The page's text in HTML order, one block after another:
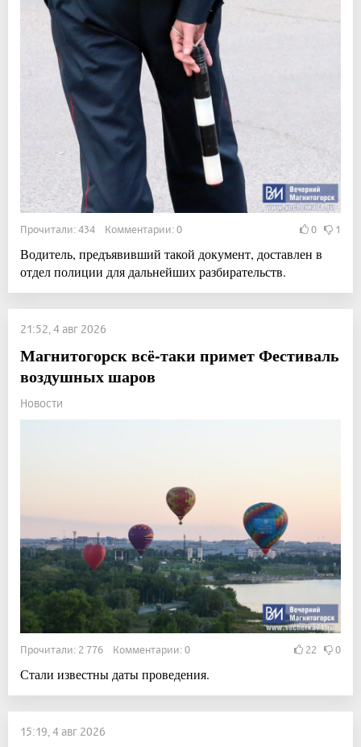
Прочитали: 434 Комментарии: 0 0 1
Водитель, предъявивший такой документ, доставлен в
отдел полиции для дальнейших разбирательств.
21:52, 4 авг 2026
Магнитогорск всё-таки примет Фестиваль
воздушных шаров
Новости
Прочитали: 2 776 Комментарии: 0 22 0
Стали известны даты проведения.
15:19, 4 авг 2026